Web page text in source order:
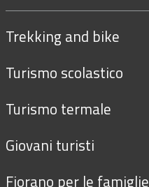
Trekking and bike
Turismo scolastico
Turismo termale
Giovani turisti
Fiorano per le famiglie